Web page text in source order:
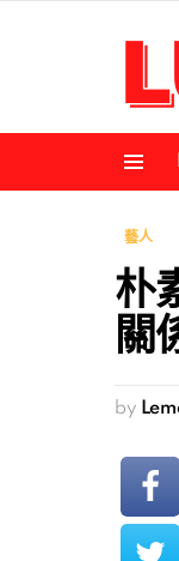
藝人
朴
關
by